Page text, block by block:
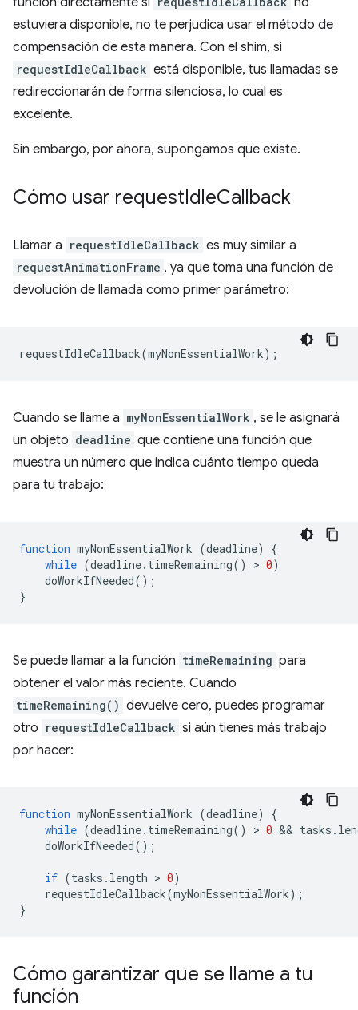
estuviera disponible, no te perjudica usar el método de
compensación de esta manera. Con el shim, si
requestIdleCallback está disponible, tus llamadas se
redireccionarán de forma silenciosa, lo cual es
excelente.
Sin embargo, por ahora, supongamos que existe.
Cómo usar requestIdleCallback
Llamar a requestIdleCallback es muy similar a
requestAnimationFrame , ya que toma una función de
devolución de llamada como primer parámetro:
requestIdleCallback(myNonEssentialWork);
Cuando se llame a myNonEssentialWork , se le asignará
un objeto deadline que contiene una función que
muestra un número que indica cuánto tiempo queda
para tu trabajo:
function myNonEssentialWork (deadline)
{
while (deadline. timeRemaining() > 0)
doWorkIfNeeded();
}
Se puede llamar a la función timeRemaining para
obtener el valor más reciente. Cuando
timeRemaining() devuelve cero, puedes programar
otro requestIdleCallback si aún tienes más trabajo
por hacer:
function myNonEssentialWork (deadline)
{
while (deadline. timeRemaining() > 0 && tasks .
doWorkIfNeeded();
if (tasks . length > 0)
requestIdleCallback(myNonEssentialWork);
}
Cómo garantizar que se llame a tu
función